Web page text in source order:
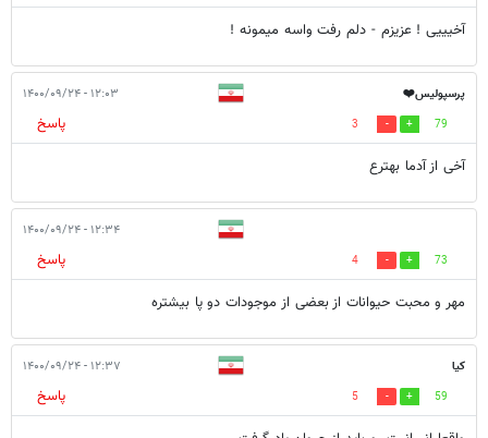
آخیییی ! عزیزم - دلم رفت واسه میمونه !
پرسپولیس⁦❤️⁩ ۱۲:۰۳ - ۱۴۰۰/۰۹/۲۴
79
3
پاسخ
آخی از آدما بهترع
۱۲:۳۴ - ۱۴۰۰/۰۹/۲۴
73
4
پاسخ
مهر و محبت حیوانات از بعضی از موجودات دو پا بیشتره
کیا ۱۲:۳۷ - ۱۴۰۰/۰۹/۲۴
59
5
پاسخ